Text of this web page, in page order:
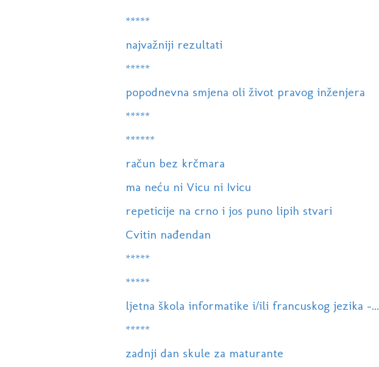
*****
najvažniji rezultati
*****
popodnevna smjena oli život pravog inženjera
*****
******
račun bez krčmara
ma neću ni Vicu ni Ivicu
repeticije na crno i jos puno lipih stvari
Cvitin nađendan
*****
*****
ljetna škola informatike i/ili francuskog jezika -...
*****
zadnji dan skule za maturante